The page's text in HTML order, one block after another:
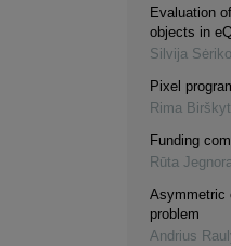
Evaluation
objects in
Silvija
Pixel
Rima
Funding
Rūta
Asymmetric
problem
Andrius